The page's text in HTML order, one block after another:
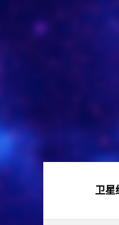
卫星